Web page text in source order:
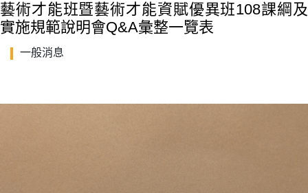
藝術才能班暨藝術才能資賦優異班108課綱及
實施規範說明會Q&A彙整一覽表
一般消息